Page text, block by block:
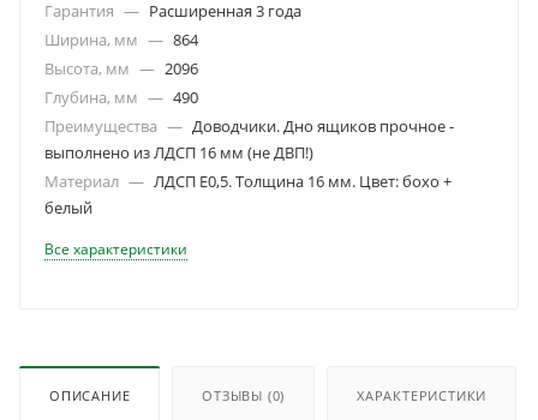
Гарантия — Расширенная 3 года
Ширина, мм — 864
Высота, мм — 2096
Глубина, мм — 490
Преимущества — Доводчики. Дно ящиков прочное -
выполнено из ЛДСП 16 мм (не ДВП!)
Материал — ЛДСП Е0,5. Толщина 16 мм. Цвет: бохо +
белый
Все характеристики
ОПИСАНИЕ ОТЗЫВЫ (0) ХАРАКТЕРИСТИКИ